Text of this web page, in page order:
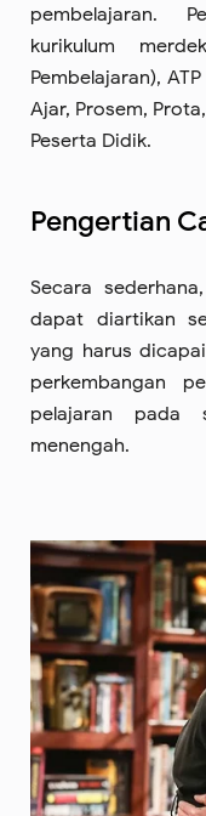
pembelajaran.
kurikulum
Pembelajaran),
Ajar, Prosem,
Peserta Didik.
Pengertian
Secara
dapat diartikan
yang harus
perkembangan
pelajaran pada
menengah.